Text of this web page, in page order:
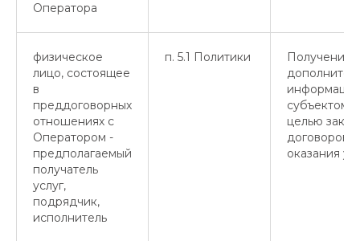
Оператора
физическое
лицо, состоящее
в
преддоговорных
отношениях с
Оператором -
предполагаемый
получатель
услуг,
подрядчик,
исполнитель
п. 5.1 Политики
Получение
информации
субъектом
целью
договоров
оказания